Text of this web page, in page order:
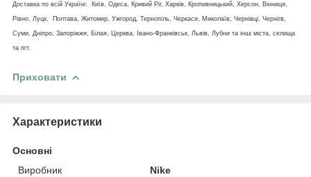
Доставка по всій Україні: Київ, Одеса, Кривий Ріг, Харків, Кропивницький, Херсон, Вінниця,
Рівно, Луцк, Полтава, Житомир, Ужгород, Тернопіль, Черкаси, Миколаїв, Чернівці, Чернігв,
Суми, Дніпро, Запоріжжя, Білая, Церква, Івано-Франківськ, Львів, Лубни та інші міста, селища
та пгт.
Приховати
Характеристики
Основні
Виробник
Nike